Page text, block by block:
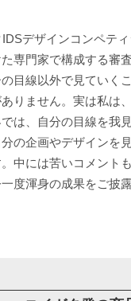
デザインコンペテ
専門家で構成する審
目線以外で見ていく
りません。実は私は
は、自分の目線を我
の企画やデザインを
中には苦いコメント
度渾身の成果をご披露